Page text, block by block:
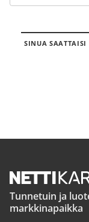
SINUA
Tunnetuin ja
markkinapaikka